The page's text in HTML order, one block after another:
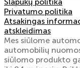
Privatumo politika
Atsakingas
atskleidimas
Mes siūlome
automobilių
siūlomo produkto